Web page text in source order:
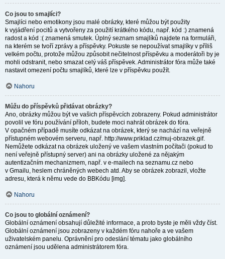
Co jsou to smajlíci?
Smajlíci nebo emotikony jsou malé obrázky, které můžou být použity
k vyjádření pocitů a vytvořeny za použití krátkého kódu, např. kód :) znamená
radost a kód :( znamená smutek. Úplný seznam smajlíků najdete na formuláři,
na kterém se tvoří zprávy a příspěvky. Pokuste se nepoužívat smajlíky v příliš
velkém počtu, protože můžou způsobit nečitelnost příspěvku a moderátoři by je
mohli odstranit, nebo smazat celý váš příspěvek. Administrátor fóra může také
nastavit omezení počtu smajlíků, které lze v příspěvku použít.
Nahoru
Můžu do příspěvků přidávat obrázky?
Ano, obrázky můžou být ve vašich příspěvcích zobrazeny. Pokud administrátor
povolil ve fóru používání příloh, budete moci nahrát obrázek do fóra.
V opačném případě musíte odkázat na obrázek, který se nachází na veřejně
přístupném webovém serveru, např. http://www.priklad.cz/muj-obrazek.gif.
Nemůžete odkázat na obrázek uložený ve vašem vlastním počítači (pokud to
není veřejně přístupný server) ani na obrázky uložené za nějakým
autentizačním mechanizmem, např. v e-mailech na seznamu.cz nebo
v Gmailu, heslem chráněných webech atd. Aby se obrázek zobrazil, vložte
adresu, která k němu vede do BBKódu [img].
Nahoru
Co jsou to globální oznámení?
Globální oznámení obsahují důležité informace, a proto byste je měli vždy číst.
Globální oznámení jsou zobrazeny v každém fóru nahoře a ve vašem
uživatelském panelu. Oprávnění pro odeslání tématu jako globálního
oznámení jsou udělena administrátorem fóra.